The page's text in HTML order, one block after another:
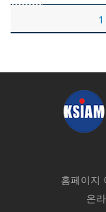
1
홈페이지
온